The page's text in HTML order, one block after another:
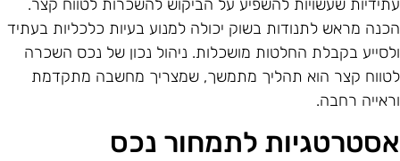
שעשויות להשפיע על הביקוש להשכרות לטווח קצר.
מראש לתנודות בשוק יכולה למנוע בעיות כלכליות בעתיד
בקבלת החלטות מושכלות. ניהול נכון של נכס השכרה
קצר הוא תהליך מתמשך, שמצריך מחשבה מתקדמת
רחבה.
לתמחור נכס